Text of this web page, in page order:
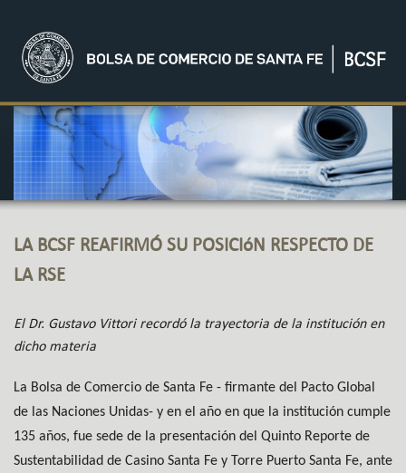
LA BCSF REAFIRMÓ SU POSICIóN RESPECTO DE
LA RSE
El Dr. Gustavo Vittori recordó la trayectoria de la institución en
dicho materia
La Bolsa de Comercio de Santa Fe - firmante del Pacto Global
de las Naciones Unidas- y en el año en que la institución cumple
135 años, fue sede de la presentación del Quinto Reporte de
Sustentabilidad de Casino Santa Fe y Torre Puerto Santa Fe, ante